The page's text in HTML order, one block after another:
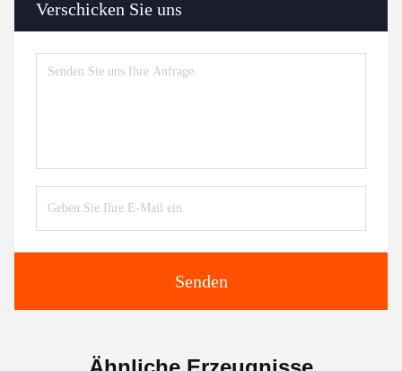
Verschicken Sie uns
Senden